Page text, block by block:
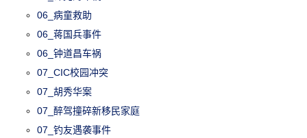
06_病童救助
06_蒋国兵事件
06_钟道昌车祸
07_CIC校园冲突
07_胡秀华案
07_醉驾撞碎新移民家庭
07_钓友遇袭事件